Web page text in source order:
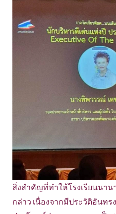
สิ่งสำคัญที่ทำให้โรงเรียนนาน
กล่าว เนื่องจากมีประวัติอันท